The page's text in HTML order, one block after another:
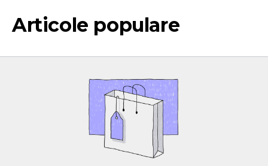
Articole populare